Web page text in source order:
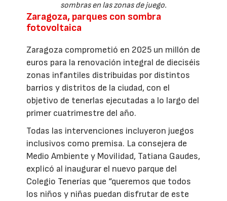
sombras en las zonas de juego.
Zaragoza, parques con sombra
fotovoltaica
Zaragoza comprometió en 2025 un millón de
euros para la renovación integral de dieciséis
zonas infantiles distribuidas por distintos
barrios y distritos de la ciudad, con el
objetivo de tenerlas ejecutadas a lo largo del
primer cuatrimestre del año.
Todas las intervenciones incluyeron juegos
inclusivos como premisa. La consejera de
Medio Ambiente y Movilidad, Tatiana Gaudes,
explicó al inaugurar el nuevo parque del
Colegio Tenerías que “queremos que todos
los niños y niñas puedan disfrutar de este